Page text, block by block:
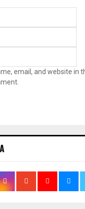
email, and website in